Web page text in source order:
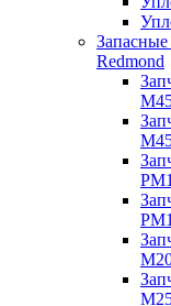
Запасные
Redmond